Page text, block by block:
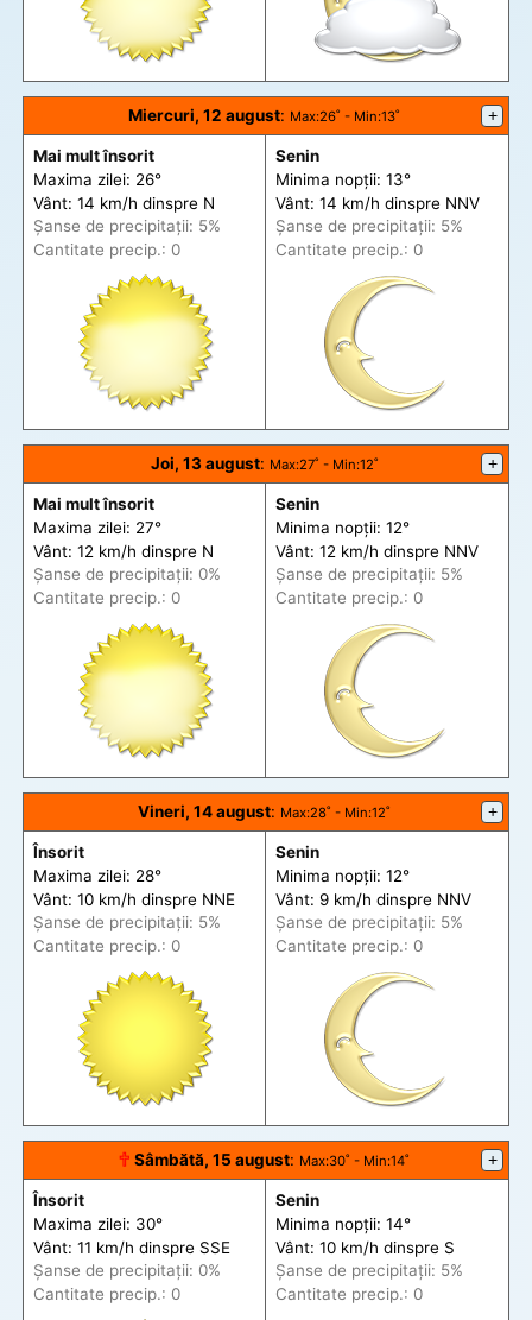
Miercuri, 12 august: Max:26˚ - Min:13˚ +
Mai mult însorit
Maxima zilei: 26°
Vânt: 14 km/h dinspre N
Șanse de precipitații: 5%
Cantitate precip.: 0
Senin
Minima nopții: 13°
Vânt: 14 km/h dinspre NNV
Șanse de precipitații: 5%
Cantitate precip.: 0
Joi, 13 august: Max:27˚ - Min:12˚ +
Mai mult însorit
Maxima zilei: 27°
Vânt: 12 km/h dinspre N
Șanse de precipitații: 0%
Cantitate precip.: 0
Senin
Minima nopții: 12°
Vânt: 12 km/h dinspre NNV
Șanse de precipitații: 5%
Cantitate precip.: 0
Vineri, 14 august: Max:28˚ - Min:12˚ +
Însorit
Maxima zilei: 28°
Vânt: 10 km/h dinspre NNE
Șanse de precipitații: 5%
Cantitate precip.: 0
Senin
Minima nopții: 12°
Vânt: 9 km/h dinspre NNV
Șanse de precipitații: 5%
Cantitate precip.: 0
🕆 Sâmbătă, 15 august: Max:30˚ - Min:14˚ +
Însorit
Maxima zilei: 30°
Vânt: 11 km/h dinspre SSE
Șanse de precipitații: 0%
Cantitate precip.: 0
Senin
Minima nopții: 14°
Vânt: 10 km/h dinspre S
Șanse de precipitații: 5%
Cantitate precip.: 0